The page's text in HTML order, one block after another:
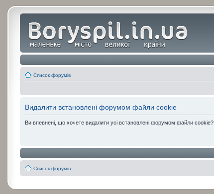
Список форумів
Видалити встановлені форумом файли cookie
Ви впевнені, що хочете видалити усі встановлені форумом файли cookie?
Список форумів